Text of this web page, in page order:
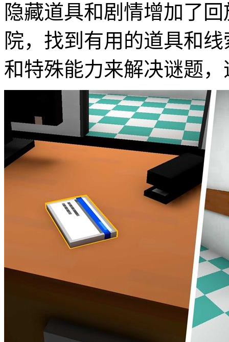
隐藏道具和剧情增加了
院，找到有用的道具和
和特殊能力来解决谜题